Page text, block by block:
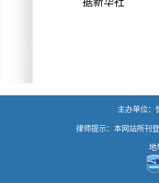
据新华社
主办单位：
律师提示：本网站所刊
地